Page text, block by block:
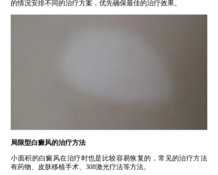
的情况安排不同的治疗方案，优先确保最佳的治疗效果。
局限型白癜风的治疗方法
小面积的白癜风在治疗时也是比较容易恢复的，常见的治疗方法
有药物、皮肤移植手术、308激光疗法等方法。